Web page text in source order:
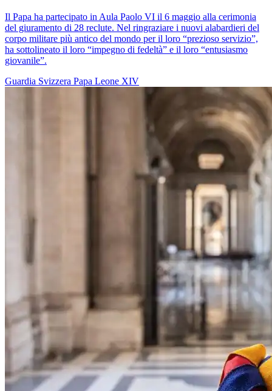
Il Papa ha partecipato in Aula Paolo VI il 6 maggio alla cerimonia
del giuramento di 28 reclute. Nel ringraziare i nuovi alabardieri del
corpo militare più antico del mondo per il loro “prezioso servizio”,
ha sottolineato il loro “impegno di fedeltà” e il loro “entusiasmo
giovanile”.
Guardia Svizzera Papa Leone XIV